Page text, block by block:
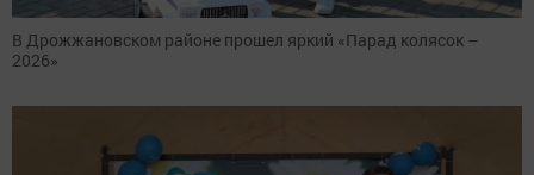
В Дрожжановском районе прошел яркий «Парад колясок –
2026»